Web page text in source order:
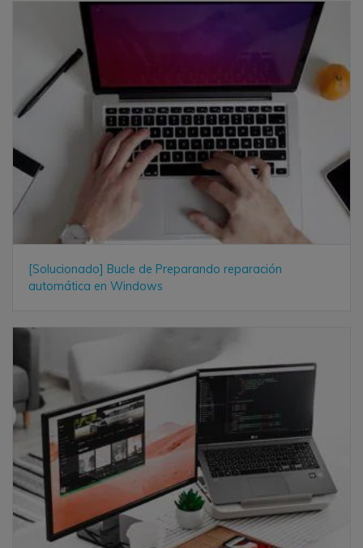
[Solucionado] Bucle de Preparando reparación
automática en Windows